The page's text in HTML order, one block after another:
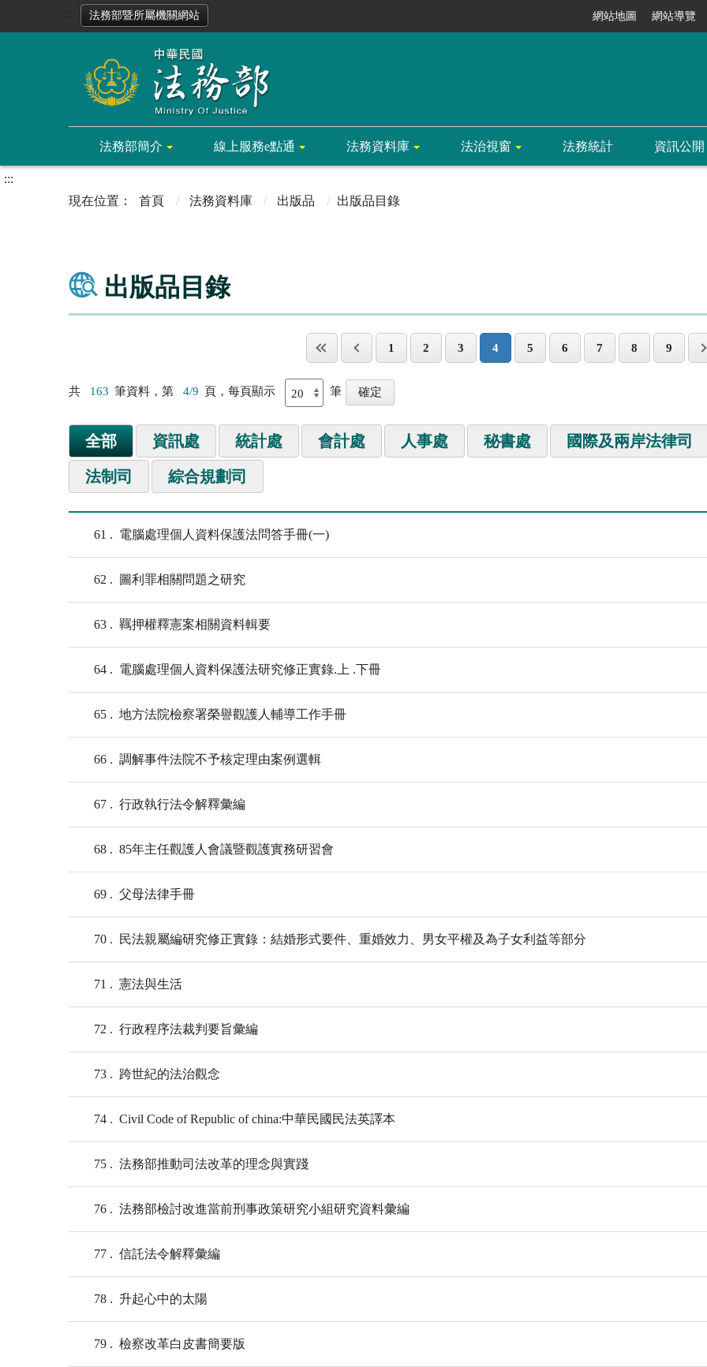
法務部暨所屬機關網站 網站地圖 網站導覽
法務部簡介 線上服務e點通 法務資料庫 法治視窗 法務統計 資訊公開
:::
首頁
法務資料庫 出版品 出版品目錄
出版品目錄
1 2 3 4 5 6 7 8 9
共 163 筆資料，第 4/9 頁，每頁顯示 筆
全部 資訊處 統計處 會計處 人事處 秘書處 國際及兩岸法律司
法制司 綜合規劃司
61 電腦處理個人資料保護法問答手冊(一)
62 圖利罪相關問題之研究
63 羈押權釋憲案相關資料輯要
64 電腦處理個人資料保護法研究修正實錄.上 .下冊
65 地方法院檢察署榮譽觀護人輔導工作手冊
66 調解事件法院不予核定理由案例選輯
67 行政執行法令解釋彙編
68 85年主任觀護人會議暨觀護實務研習會
69 父母法律手冊
70 民法親屬編研究修正實錄：結婚形式要件、重婚效力、男女平權及為子女利益等部分
71 憲法與生活
72 行政程序法裁判要旨彙編
73 跨世紀的法治觀念
74 Civil Code of Republic of china:中華民國民法英譯本
75 法務部推動司法改革的理念與實踐
76 法務部檢討改進當前刑事政策研究小組研究資料彙編
77 信託法令解釋彙編
78 升起心中的太陽
79 檢察改革白皮書簡要版